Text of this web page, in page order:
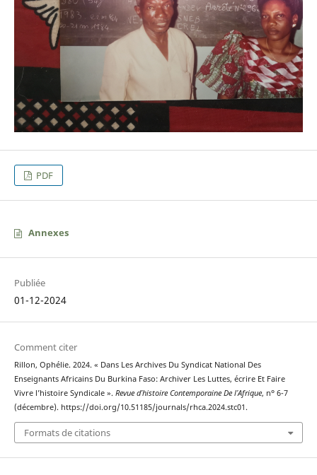
PDF
Annexes
Publiée
01-12-2024
Comment citer
Rillon, Ophélie. 2024. « Dans Les Archives Du Syndicat National Des
Enseignants Africains Du Burkina Faso: Archiver Les Luttes, écrire Et Faire
Vivre l’histoire Syndicale ». Revue d’histoire Contemporaine De l’Afrique, nᵒ 6-7
(décembre). https://doi.org/10.51185/journals/rhca.2024.stc01.
Formats de citations